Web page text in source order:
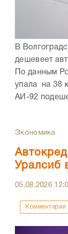
В
дешевеет
По данным
упала на 38
АИ-92
Экономика
Уралсиб
05.08.2026
Комментарии